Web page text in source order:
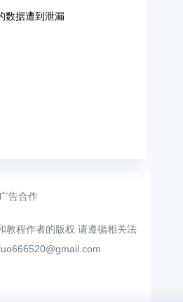
数据遭到泄漏
广告合作
教程作者的版权 请遵循相关法